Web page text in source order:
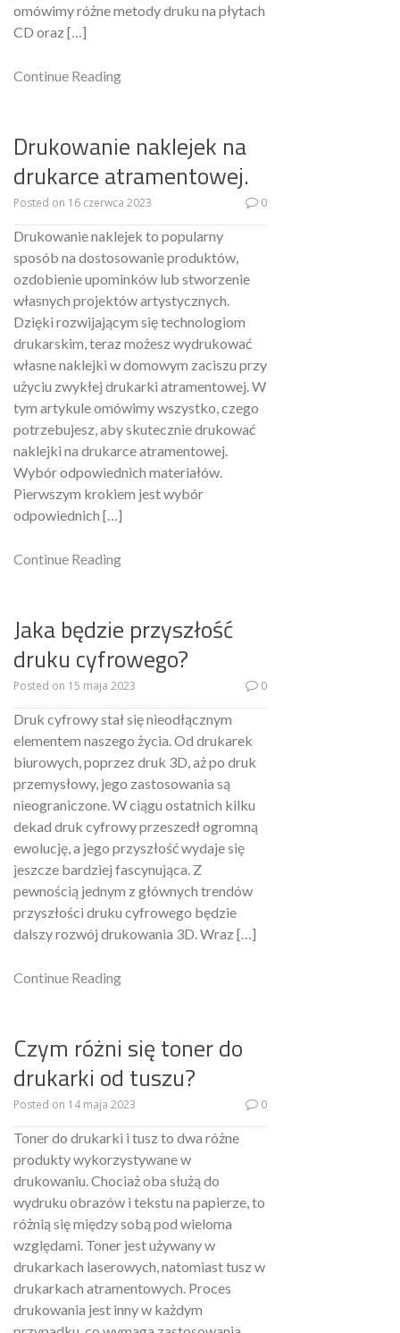
omówimy różne metody druku na płytach
CD oraz […]
Continue Reading
Drukowanie naklejek na
drukarce atramentowej.
Posted on 16 czerwca 2023 0
Drukowanie naklejek to popularny
sposób na dostosowanie produktów,
ozdobienie upominków lub stworzenie
własnych projektów artystycznych.
Dzięki rozwijającym się technologiom
drukarskim, teraz możesz wydrukować
własne naklejki w domowym zaciszu przy
użyciu zwykłej drukarki atramentowej. W
tym artykule omówimy wszystko, czego
potrzebujesz, aby skutecznie drukować
naklejki na drukarce atramentowej.
Wybór odpowiednich materiałów.
Pierwszym krokiem jest wybór
odpowiednich […]
Continue Reading
Jaka będzie przyszłość
druku cyfrowego?
Posted on 15 maja 2023 0
Druk cyfrowy stał się nieodłącznym
elementem naszego życia. Od drukarek
biurowych, poprzez druk 3D, aż po druk
przemysłowy, jego zastosowania są
nieograniczone. W ciągu ostatnich kilku
dekad druk cyfrowy przeszedł ogromną
ewolucję, a jego przyszłość wydaje się
jeszcze bardziej fascynująca. Z
pewnością jednym z głównych trendów
przyszłości druku cyfrowego będzie
dalszy rozwój drukowania 3D. Wraz […]
Continue Reading
Czym różni się toner do
drukarki od tuszu?
Posted on 14 maja 2023 0
Toner do drukarki i tusz to dwa różne
produkty wykorzystywane w
drukowaniu. Chociaż oba służą do
wydruku obrazów i tekstu na papierze, to
różnią się między sobą pod wieloma
względami. Toner jest używany w
drukarkach laserowych, natomiast tusz w
drukarkach atramentowych. Proces
drukowania jest inny w każdym